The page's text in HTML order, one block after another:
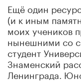
Ещё один
(и к иным
моих учеников
нынешними со
студент
Знаменский
Ленинграда.